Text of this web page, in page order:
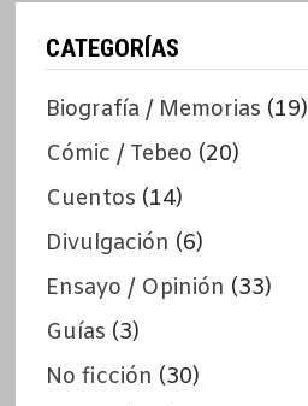
CATEGORÍAS
Biografía / Memorias (19)
Cómic / Tebeo (20)
Cuentos (14)
Divulgación (6)
Ensayo / Opinión (33)
Guías (3)
No ficción (30)